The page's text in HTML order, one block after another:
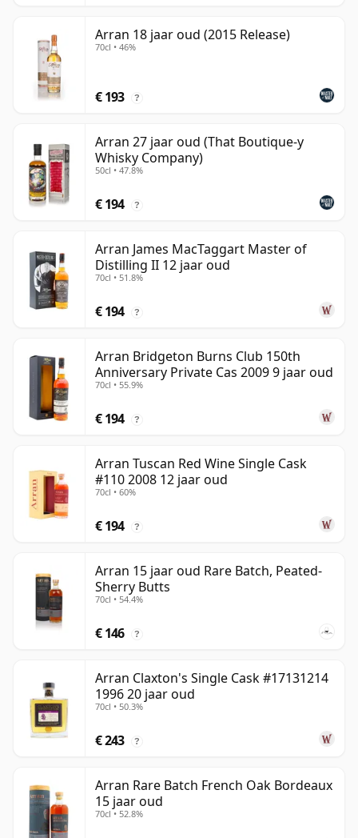
Arran 18 jaar oud (2015 Release)
70cl • 46%
€ 193 ?
Arran 27 jaar oud (That Boutique-y
Whisky Company)
50cl • 47.8%
€ 194 ?
Arran James MacTaggart Master of
Distilling II 12 jaar oud
70cl • 51.8%
€ 194 ?
Arran Bridgeton Burns Club 150th
Anniversary Private Cas 2009 9 jaar oud
70cl • 55.9%
€ 194 ?
Arran Tuscan Red Wine Single Cask
#110 2008 12 jaar oud
70cl • 60%
€ 194 ?
Arran 15 jaar oud Rare Batch, Peated-
Sherry Butts
70cl • 54.4%
€ 146 ?
Arran Claxton's Single Cask #17131214
1996 20 jaar oud
70cl • 50.3%
€ 243 ?
Arran Rare Batch French Oak Bordeaux
15 jaar oud
70cl • 52.8%